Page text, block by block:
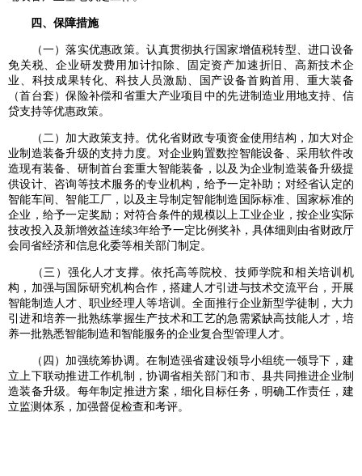
四、保障措施
（一）落实优惠政策。认真贯彻执行国家增值税转型、进口设备
免关税、企业研发费用加计扣除、固定资产加速折旧、高新技术企
业、科技成果转化、科技人员激励、国产设备首购首用、重大装备
（首台套）保险补偿和省重大产业项目中的先进制造业用地支持、信
贷支持等优惠政策。
（二）加大政策支持。优化省财政专项资金使用结构，加大对企
业制造装备升级的支持力度。对企业购置数控智能设备、采用软件改
造现有装备、研制首台套重大智能装备，以及为企业制造装备升级提
供设计、咨询等技术服务的专业机构，给予一定补助；对经省认定的
智能车间、智能工厂，以及主导制定智能制造国际标准、国家标准的
企业，给予一定奖励；对符合条件的规模以上工业企业，按企业实际
技改投入及新增效益连续3年给予一定比例奖补，具体细则由省财政厅
会同省经济和信息化委等相关部门制定。
（三）强化人才支撑。依托高等院校、技师学院和相关培训机
构，加强与国际研究机构合作，搭建人才引进与技术交流平台，开展
智能制造人才、职业经理人等培训。全面推行企业新型学徒制，大力
引进和培养一批熟练掌握生产技术和工艺的急需紧缺高技能人才，培
养一批熟悉智能制造和智能服务的企业复合型管理人才。
（四）加强统筹协调。在制造强省建设领导小组统一领导下，建
立上下联动推进工作机制，协调省相关部门和市、县共同推进企业制
造装备升级。每年制定推进方案，细化目标任务，明确工作责任，建
立监测体系，加强督促检查和考评。